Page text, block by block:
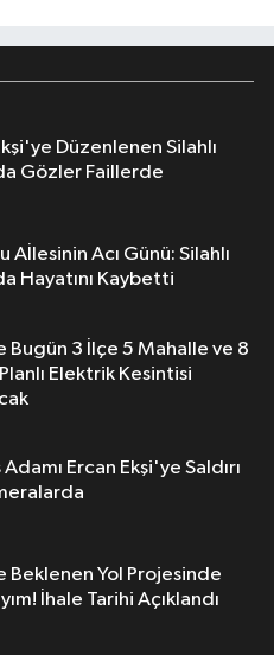
Silahlı
Gözler Faillerde
Aİlesinin Acı Günü: Silahlı
Hayatını Kaybetti
Bugün 3 İlçe 5 Mahalle ve 8
Elektrik Kesintisi
Adamı Ercan Ekşi'ye Saldırı
Beklenen Yol Projesinde
İhale Tarihi Açıklandı